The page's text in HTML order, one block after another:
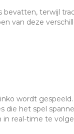
bevatten, terwijl
van deze
wordt
die het spel
in real-time te